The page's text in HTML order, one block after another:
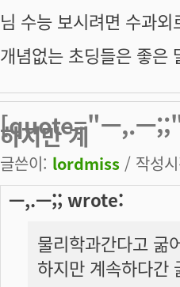
님 수능 보시려면 수과외
개념없는 초딩들은 좋은
[quote="ㅡ,.ㅡ;;"]
하지만 계
글쓴이: lordmiss / 작성
ㅡ,.ㅡ;; wrote:
물리학과간다고 굶
하지만 계속하다간